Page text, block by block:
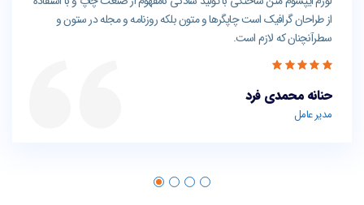
از طراحان گرافیک است چاپگرها و متون بلکه روزنامه و مجله در ستون و
سطرآنچنان که لازم است.
حنانه محمدی فرد
مدیر عامل